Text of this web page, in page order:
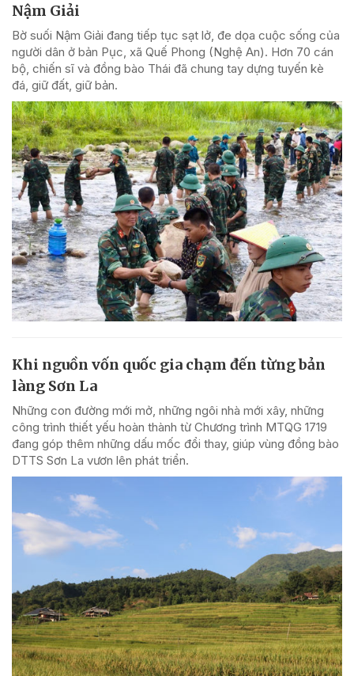
Nậm Giải
Bờ suối Nậm Giải đang tiếp tục sạt lở, đe dọa cuộc sống của
người dân ở bản Pục, xã Quế Phong (Nghệ An). Hơn 70 cán
bộ, chiến sĩ và đồng bào Thái đã chung tay dựng tuyến kè
đá, giữ đất, giữ bản.
Khi nguồn vốn quốc gia chạm đến từng bản
làng Sơn La
Những con đường mới mở, những ngôi nhà mới xây, những
công trình thiết yếu hoàn thành từ Chương trình MTQG 1719
đang góp thêm những dấu mốc đổi thay, giúp vùng đồng bào
DTTS Sơn La vươn lên phát triển.